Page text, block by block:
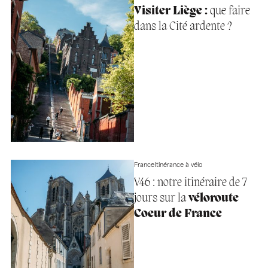
Visiter Liège :que faire
dans la Cité ardente ?
FranceItinérance à vélo
V46 : notre itinéraire de 7
jours sur lavéloroute
Coeur de France